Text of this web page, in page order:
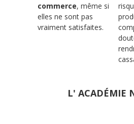
commerce, même si
elles ne sont pas
vraiment satisfaites.
L' ACADÉMIE